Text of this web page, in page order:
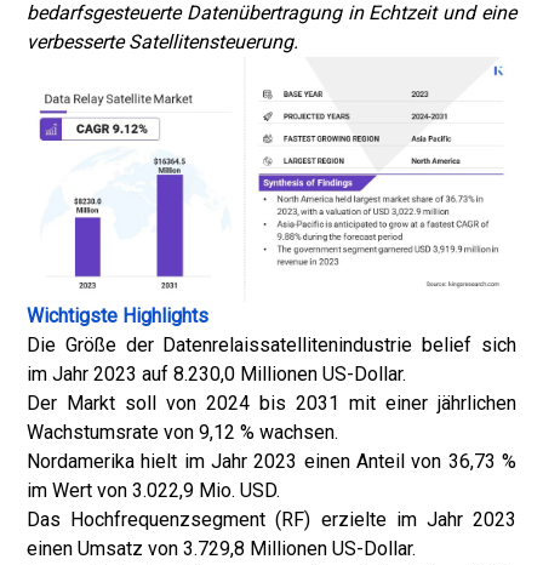
bedarfsgesteuerte Datenübertragung in Echtzeit und eine
verbesserte Satellitensteuerung.
Wichtigste Highlights
Die Größe der Datenrelaissatellitenindustrie belief sich
im Jahr 2023 auf 8.230,0 Millionen US-Dollar.
Der Markt soll von 2024 bis 2031 mit einer jährlichen
Wachstumsrate von 9,12 % wachsen.
Nordamerika hielt im Jahr 2023 einen Anteil von 36,73 %
im Wert von 3.022,9 Mio. USD.
Das Hochfrequenzsegment (RF) erzielte im Jahr 2023
einen Umsatz von 3.729,8 Millionen US-Dollar.